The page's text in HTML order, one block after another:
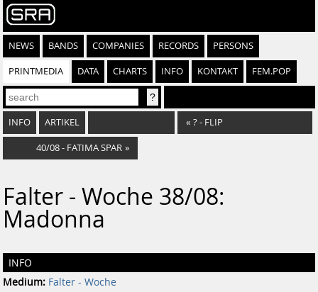
NEWS BANDS COMPANIES RECORDS PERSONS
PRINTMEDIA DATA CHARTS INFO KONTAKT FEM.POP
INFO ARTIKEL « ? - FLIP
40/08 - FATIMA SPAR »
Falter - Woche 38/08:
Madonna
INFO
Medium: Falter - Woche